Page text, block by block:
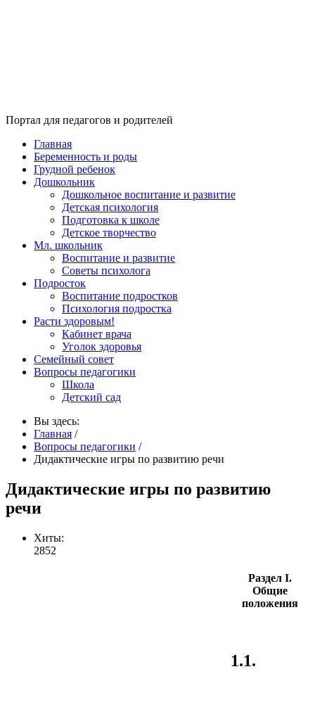
Портал для педагогов и родителей
Главная
Беременность и роды
Грудной ребенок
Дошкольник
Дошкольное воспитание и развитие
Детская психология
Подготовка к школе
Детское творчество
Мл. школьник
Воспитание и развитие
Советы психолога
Подросток
Воспитание подростков
Психология подростка
Расти здоровым!
Кабинет врача
Уголок здоровья
Семейный совет
Вопросы педагогики
Школа
Детский сад
Вы здесь:
Главная /
Вопросы педагогики /
Дидактические игры по развитию речи
Дидактические игры по развитию
речи
Хиты:
2852
Раздел I.
Общие
положения
1.1.